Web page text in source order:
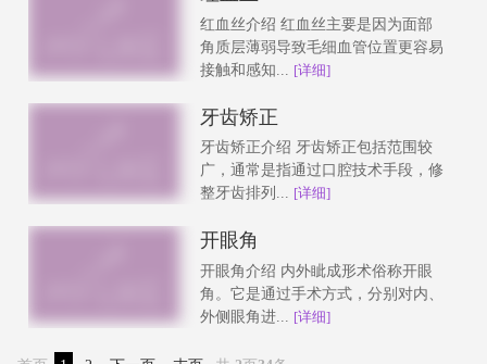
红血丝介绍 红血丝主要是因为面部
角质层薄弱导致毛细血管位置更容易
接触和感知...
[详细]
牙齿矫正
牙齿矫正介绍 牙齿矫正包括范围较
广，通常是指通过口腔技术手段，修
整牙齿排列... [详细]
开眼角
开眼角介绍 内外眦成形术俗称开眼
角。它是通过手术方式，分别对内、
外侧眼角进... [详细]